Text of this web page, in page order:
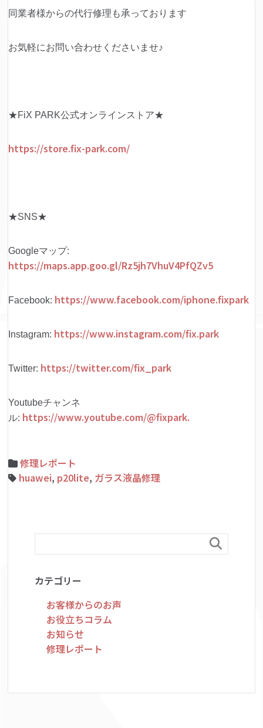
同業者様からの代行修理も承っております
お気軽にお問い合わせくださいませ♪
★FiX PARK公式オンラインストア★
https://store.fix-park.com/
★SNS★
Googleマップ:
https://maps.app.goo.gl/Rz5jh7VhuV4PfQZv5
Facebook: https://www.facebook.com/iphone.fixpark
Instagram: https://www.instagram.com/fix.park
Twitter: https://twitter.com/fix_park
Youtubeチャンネ
ル: https://www.youtube.com/@fixpark.
修理レポート
huawei, p20lite, ガラス液晶修理

カテゴリー
お客様からのお声
お役立ちコラム
お知らせ
修理レポート